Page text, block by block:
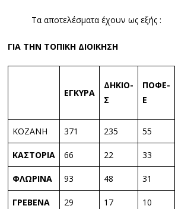
Τα αποτελέσματα έχουν ως εξής :
ΓΙΑ ΤΗΝ ΤΟΠΙΚΗ ΔΙΟΙΚΗΣΗ
ΕΓΚΥΡΑ
ΔΗΚΙΟ-
Σ
ΠΟΦΕ-
Ε
ΚΟΖΑΝΗ 371 235 55
ΚΑΣΤΟΡΙΑ 66 22 33
ΦΛΩΡΙΝΑ 93 48 31
ΓΡΕΒΕΝΑ 29 17 10